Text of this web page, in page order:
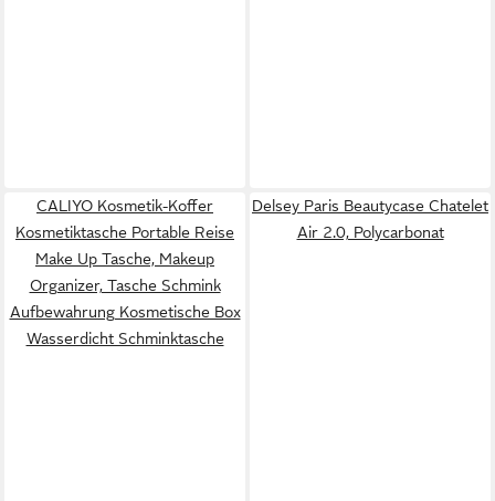
CALIYO Kosmetik-Koffer
Kosmetiktasche Portable Reise
Make Up Tasche, Makeup
Organizer, Tasche Schmink
Aufbewahrung Kosmetische Box
Wasserdicht Schminktasche
Delsey Paris Beautycase Chatelet
Air 2.0, Polycarbonat